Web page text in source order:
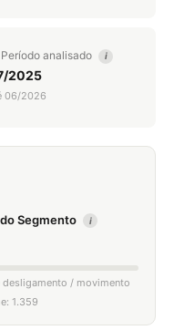
Período analisado i
2025
06/2026
Segmento i
desligamento / movimento
1.359